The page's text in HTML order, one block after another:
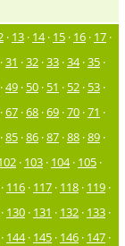
· 13 · 14· 15 · 16 · 17 ·
·31 ·32 ·33 ·34·35 ·
·49 · 50 · 51 · 52 · 53 ·
·67 ·68 ·69 ·70 ·71 ·
85 ·86 ·87 ·88 ·89 ·
· 103 · 104· 105 ·
· 116 · 117 · 118 · 119 ·
· 130 · 131 · 132 · 133 ·
· 144· 145 · 146 · 147 ·